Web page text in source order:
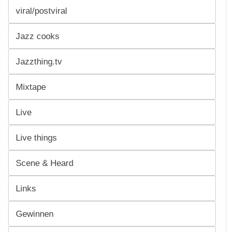
viral/postviral
Jazz cooks
Jazzthing.tv
Mixtape
Live
Live things
Scene & Heard
Links
Gewinnen